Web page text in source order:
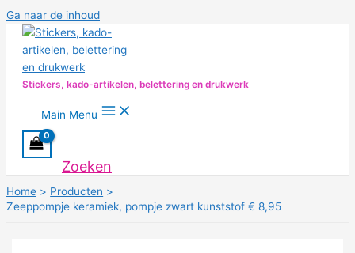
Ga naar de inhoud
Stickers, kado-artikelen, belettering en drukwerk
Main Menu
Zoeken
Home
Producten
Zeeppompje keramiek, pompje zwart kunststof € 8,95